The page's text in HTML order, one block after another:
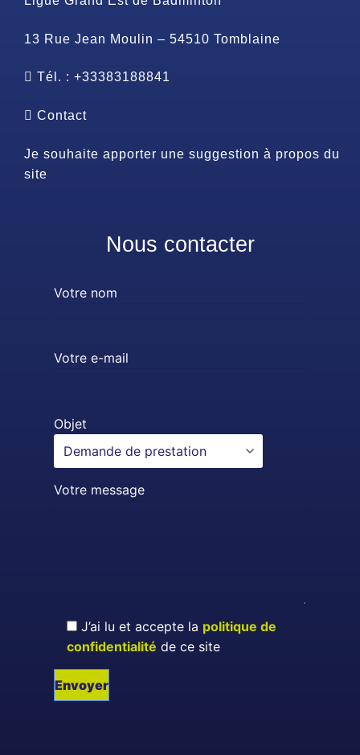
13 Rue Jean Moulin – 54510 Tomblaine
Tél. : +33383188841
Contact
Je souhaite apporter une suggestion à propos du
site
Nous contacter
Votre nom
Votre e-mail
Objet
Votre message
J’ai lu et accepte la politique de
confidentialité de ce site